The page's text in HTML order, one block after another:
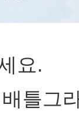
요.
틀그